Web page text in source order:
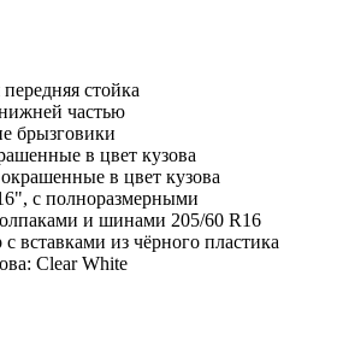
стойка
частью
брызговики
в цвет кузова
в цвет кузова
с полноразмерными
и шинами 205/60 R16
вставками из чёрного пластика
Clear White